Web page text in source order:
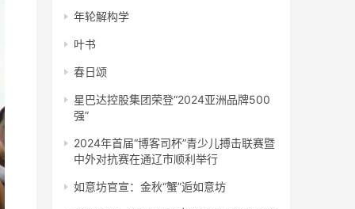
年轮解构学
叶书
春日颂
星巴达控股集团荣登“2024亚洲品牌500
强”
2024年首届“博客司杯”青少儿搏击联赛暨
中外对抗赛在通辽市顺利举行
如意坊官宣：金秋“蟹”逅如意坊